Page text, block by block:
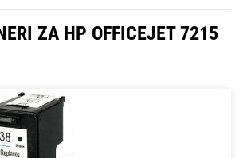
ZA HP OFFICEJET 7215